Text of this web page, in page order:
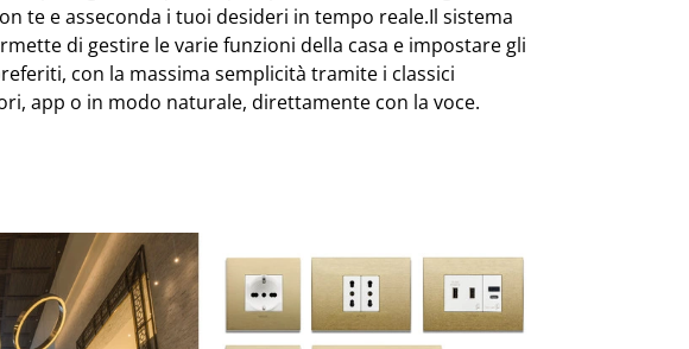
te e asseconda i tuoi desideri in tempo reale.Il sistema
di gestire le varie funzioni della casa e impostare gli
con la massima semplicità tramite i classici
app o in modo naturale, direttamente con la voce.